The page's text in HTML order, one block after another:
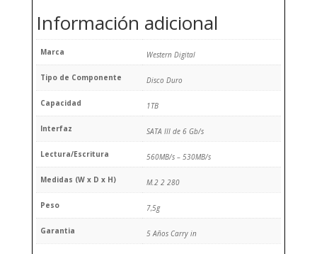
Información adicional
Marca Western Digital
Tipo de Componente Disco Duro
Capacidad 1TB
Interfaz SATA III de 6 Gb/s
Lectura/Escritura 560MB/s – 530MB/s
Medidas (W x D x H) M.2 2 280
Peso 7,5g
Garantia 5 Años Carry in